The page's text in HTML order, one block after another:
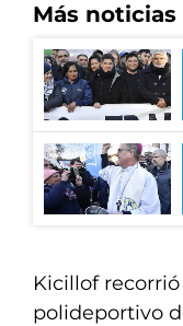
Más noticias
Kicillof
polideportivo